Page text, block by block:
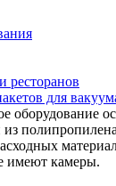
ресторанов
для
оборудование
имеют камеры.